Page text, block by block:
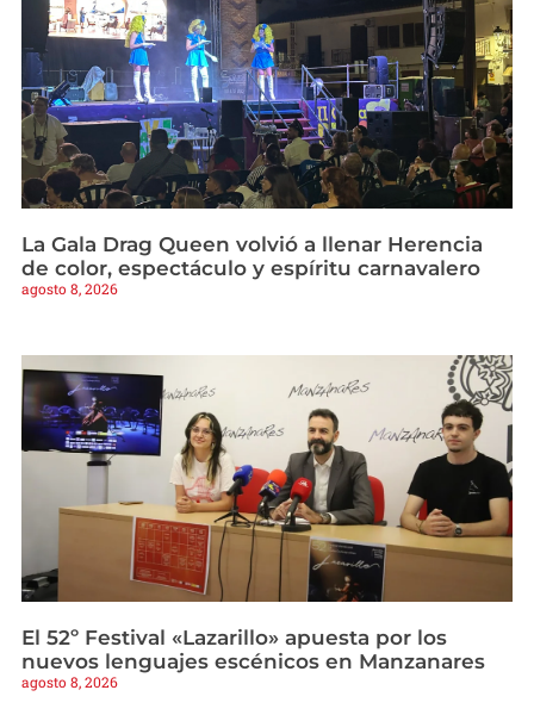
La Gala Drag Queen volvió a llenar Herencia
de color, espectáculo y espíritu carnavalero
agosto 8, 2026
El 52º Festival «Lazarillo» apuesta por los
nuevos lenguajes escénicos en Manzanares
agosto 8, 2026